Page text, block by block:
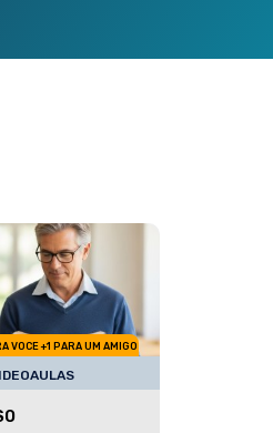
VOCE +1 PARA UM AMIGO